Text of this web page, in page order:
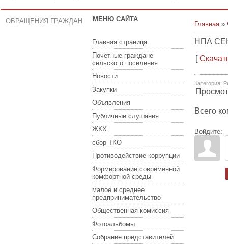
ОБРАЩЕНИЯ ГРАЖДАН МЕНЮ САЙТА
Главная страница
Почетные граждане
сельского поселения
Новости
Закупки
Объявления
Публичные слушания
ЖКХ
сбор ТКО
Противодействие коррупции
Формирование современной
комфортной среды
малое и среднее
предпринимательство
Общественная комиссия
Фотоальбомы
Собрание представителей
Главная »
НПА
[
Категория:
Всего
Войдите: